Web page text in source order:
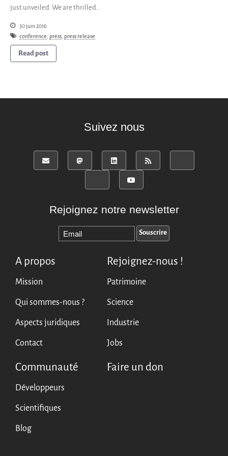
just unveiled. We are thrilled…
30 juin 2016
conference press press release
Read post
Suivez nous
Rejoignez notre newsletter
A propos
Mission
Qui sommes-nous ?
Aspects juridiques
Contact
Rejoignez-nous !
Patrimoine
Science
Industrie
Jobs
Communauté
Développeurs
Scientifiques
Blog
Faire un don